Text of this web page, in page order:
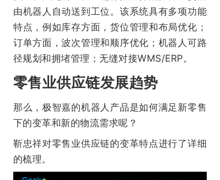
搞
机
由机器人自动送到工位。该系统具有多项功能
特点，例如库存方面，货位管理和布局优化；
订单方面，波次管理和顺序优化；机器人可路
径规划和拥堵管理；无缝对接WMS/ERP。
零售业供应链发展趋势
那么，极智嘉的机器人产品是如何满足新零售
下的变革和新的物流需求呢？
靳忠祥对零售业供应链的变革特点进行了详细
的梳理。